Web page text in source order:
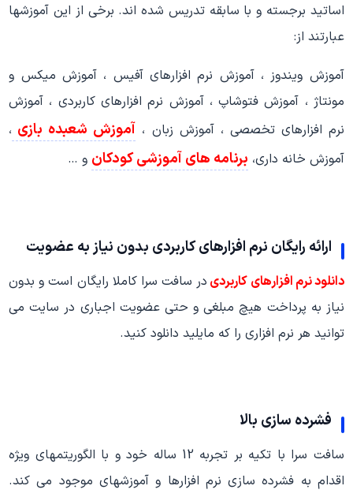
اساتید برجسته و با سابقه تدریس شده اند. برخی از این آموزشها
عبارتند از:
آموزش ویندوز ، آموزش نرم افزارهای آفیس ، آموزش میکس و
مونتاژ ، آموزش فتوشاپ ، آموزش نرم افزارهای کاربردی ، آموزش
نرم افزارهای تخصصی ، آموزش زبان ، آموزش شعبده بازی ،
آموزش خانه داری، برنامه های آموزشی کودکان و …
ارائه رایگان نرم افزارهای کاربردی بدون نیاز به عضویت
دانلود نرم افزارهای کاربردی در سافت سرا کاملا رایگان است و بدون
نیاز به پرداخت هیچ مبلغی و حتی عضویت اجباری در سایت می
توانید هر نرم افزاری را که مایلید دانلود کنید.
فشرده سازی بالا
سافت سرا با تکیه بر تجربه 12 ساله خود و با الگوریتمهای ویژه
اقدام به فشرده سازی نرم افزارها و آموزشهای موجود می کند.